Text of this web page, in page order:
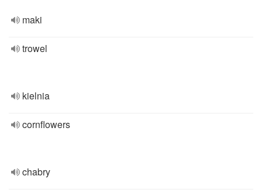
maki
trowel
kielnia
cornflowers
chabry